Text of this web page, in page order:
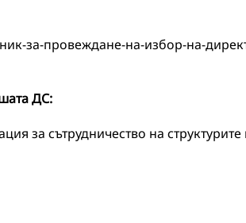
за-провеждане-на-избор-на-
ДС:
за сътрудничество на